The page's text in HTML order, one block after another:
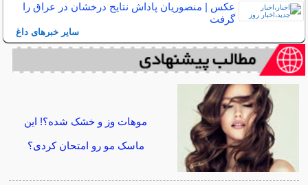
عکس | منصوریان پاداش نتایج درخشان در عراق را
گرفت
سایر خبرهای داغ
موهات وز و خشک شده؟! این
ماسک مو رو امتحان کردی؟